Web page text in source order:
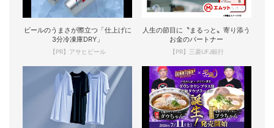
ビールのうまさが際立つ「仕上げに
3分冷凍庫DRY」
【PR】アサヒビール
人生の節目に〝まるっと〟寄り添う
お金のパートナー
【PR】三菱UFJ銀行